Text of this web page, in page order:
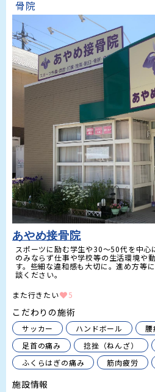
骨院
あやめ接骨院
スポーツに励む学生や30〜50代を中
のみならず仕事や学校等の生活環境や
す。些細な違和感も大切に。進め方等
談ください。
また行きたい
5
こだわりの施術
サッカー ハンドボール 腰
足首の痛み
捻挫（ねんざ）
ふくらはぎの痛み
筋肉疲労
施設情報